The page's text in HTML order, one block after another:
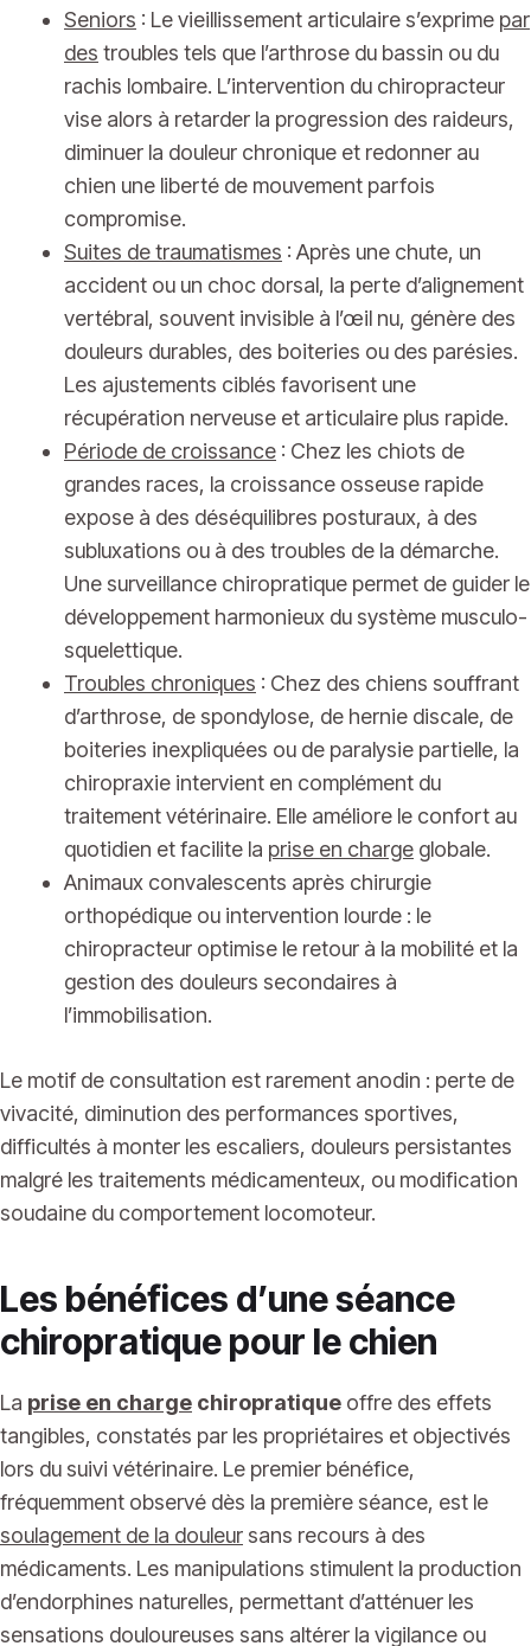
Seniors : Le vieillissement articulaire s’exprime par
des troubles tels que l’arthrose du bassin ou du
rachis lombaire. L’intervention du chiropracteur
vise alors à retarder la progression des raideurs,
diminuer la douleur chronique et redonner au
chien une liberté de mouvement parfois
compromise.
Suites de traumatismes : Après une chute, un
accident ou un choc dorsal, la perte d’alignement
vertébral, souvent invisible à l’œil nu, génère des
douleurs durables, des boiteries ou des parésies.
Les ajustements ciblés favorisent une
récupération nerveuse et articulaire plus rapide.
Période de croissance : Chez les chiots de
grandes races, la croissance osseuse rapide
expose à des déséquilibres posturaux, à des
subluxations ou à des troubles de la démarche.
Une surveillance chiropratique permet de guider le
développement harmonieux du système musculo-
squelettique.
Troubles chroniques : Chez des chiens souffrant
d’arthrose, de spondylose, de hernie discale, de
boiteries inexpliquées ou de paralysie partielle, la
chiropraxie intervient en complément du
traitement vétérinaire. Elle améliore le confort au
quotidien et facilite la prise en charge globale.
Animaux convalescents après chirurgie
orthopédique ou intervention lourde : le
chiropracteur optimise le retour à la mobilité et la
gestion des douleurs secondaires à
l’immobilisation.
Le motif de consultation est rarement anodin : perte de
vivacité, diminution des performances sportives,
difficultés à monter les escaliers, douleurs persistantes
malgré les traitements médicamenteux, ou modification
soudaine du comportement locomoteur.
Les bénéfices d’une séance
chiropratique pour le chien
La prise en charge chiropratique offre des effets
tangibles, constatés par les propriétaires et objectivés
lors du suivi vétérinaire. Le premier bénéfice,
fréquemment observé dès la première séance, est le
soulagement de la douleur sans recours à des
médicaments. Les manipulations stimulent la production
d’endorphines naturelles, permettant d’atténuer les
sensations douloureuses sans altérer la vigilance ou